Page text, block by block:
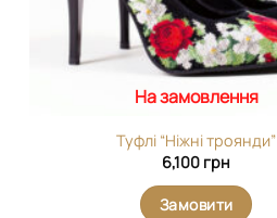
На замовлення
Туфлі “Ніжні троянди”
6,100 грн
Замовити